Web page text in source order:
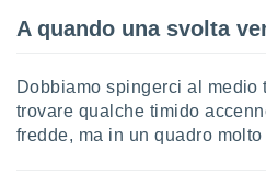
A quando una svolta
Dobbiamo spingerci al medio
trovare qualche timido
fredde, ma in un quadro